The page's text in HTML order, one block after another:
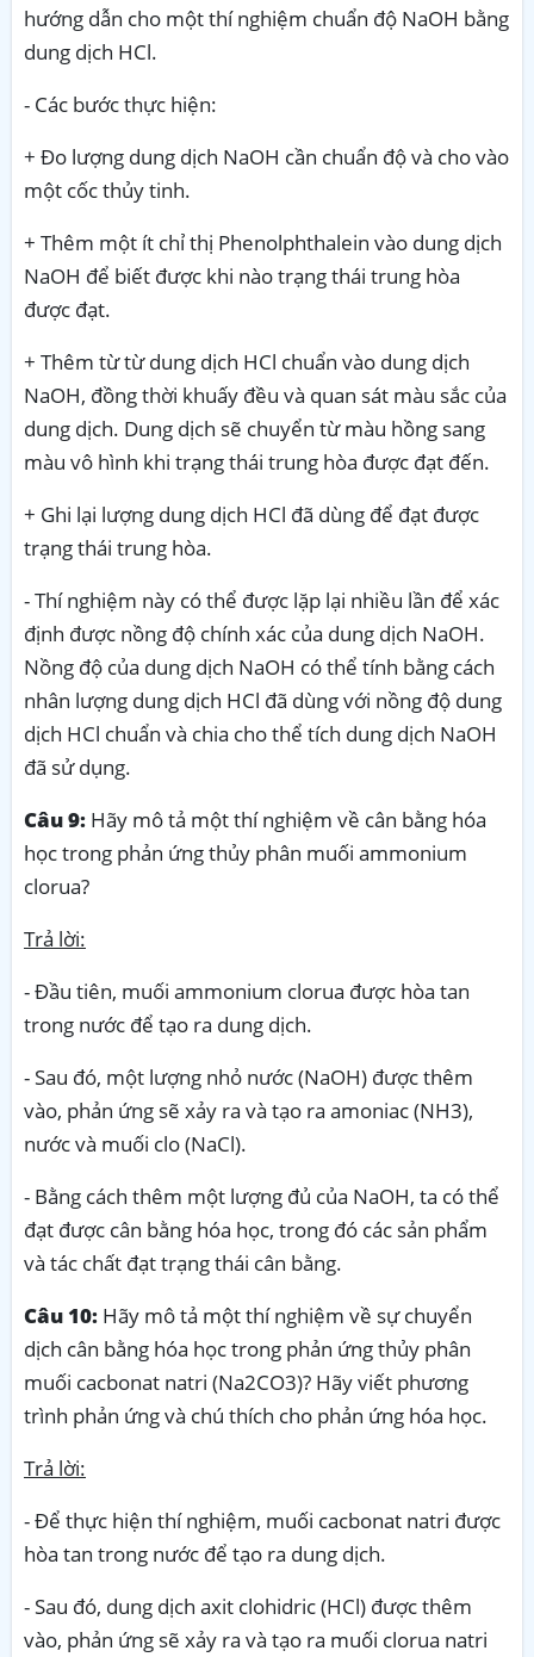
hướng dẫn cho một thí nghiệm chuẩn độ NaOH bằng
dung dịch HCl.
- Các bước thực hiện:
+ Đo lượng dung dịch NaOH cần chuẩn độ và cho vào
một cốc thủy tinh.
+ Thêm một ít chỉ thị Phenolphthalein vào dung dịch
NaOH để biết được khi nào trạng thái trung hòa
được đạt.
+ Thêm từ từ dung dịch HCl chuẩn vào dung dịch
NaOH, đồng thời khuấy đều và quan sát màu sắc của
dung dịch. Dung dịch sẽ chuyển từ màu hồng sang
màu vô hình khi trạng thái trung hòa được đạt đến.
+ Ghi lại lượng dung dịch HCl đã dùng để đạt được
trạng thái trung hòa.
- Thí nghiệm này có thể được lặp lại nhiều lần để xác
định được nồng độ chính xác của dung dịch NaOH.
Nồng độ của dung dịch NaOH có thể tính bằng cách
nhân lượng dung dịch HCl đã dùng với nồng độ dung
dịch HCl chuẩn và chia cho thể tích dung dịch NaOH
đã sử dụng.
Câu 9: Hãy mô tả một thí nghiệm về cân bằng hóa
học trong phản ứng thủy phân muối ammonium
clorua?
Trả lời:
- Đầu tiên, muối ammonium clorua được hòa tan
trong nước để tạo ra dung dịch.
- Sau đó, một lượng nhỏ nước (NaOH) được thêm
vào, phản ứng sẽ xảy ra và tạo ra amoniac (NH3),
nước và muối clo (NaCl).
- Bằng cách thêm một lượng đủ của NaOH, ta có thể
đạt được cân bằng hóa học, trong đó các sản phẩm
và tác chất đạt trạng thái cân bằng.
Câu 10: Hãy mô tả một thí nghiệm về sự chuyển
dịch cân bằng hóa học trong phản ứng thủy phân
muối cacbonat natri (Na2CO3)? Hãy viết phương
trình phản ứng và chú thích cho phản ứng hóa học.
Trả lời:
- Để thực hiện thí nghiệm, muối cacbonat natri được
hòa tan trong nước để tạo ra dung dịch.
- Sau đó, dung dịch axit clohidric (HCl) được thêm
vào, phản ứng sẽ xảy ra và tạo ra muối clorua natri